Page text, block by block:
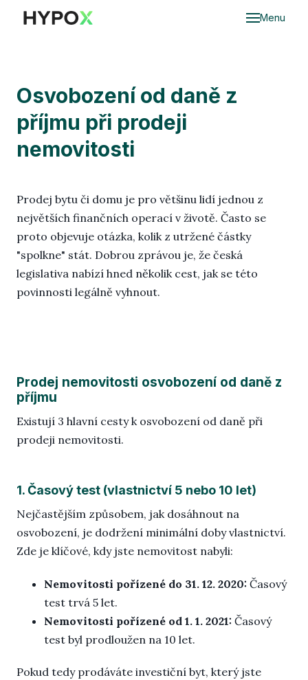
Menu
Osvobození od daně z
příjmu při prodeji
nemovitosti
Prodej bytu či domu je pro většinu lidí jednou z
největších finančních operací v životě. Často se
proto objevuje otázka, kolik z utržené částky
"spolkne" stát. Dobrou zprávou je, že česká
legislativa nabízí hned několik cest, jak se této
povinnosti legálně vyhnout.
Prodej nemovitosti osvobození od daně z
příjmu
Existují 3 hlavní cesty k osvobození od daně při
prodeji nemovitosti.
1. Časový test (vlastnictví 5 nebo 10 let)
Nejčastějším způsobem, jak dosáhnout na
osvobození, je dodržení minimální doby vlastnictví.
Zde je klíčové, kdy jste nemovitost nabyli:
Nemovitosti pořízené do 31. 12. 2020: Časový
test trvá 5 let.
Nemovitosti pořízené od 1. 1. 2021: Časový
test byl prodloužen na 10 let.
Pokud tedy prodáváte investiční byt, který jste